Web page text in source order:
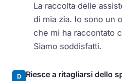
La raccolta delle
di mia zia. Io sono un
che mi ha raccontato
Siamo soddisfatti.
D Riesce a ritagliarsi dello